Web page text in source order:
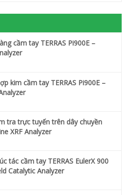
cầm tay TERRAS Pi900E –
kim cầm tay TERRAS Pi900E –
tra trực tuyến trên dây chuyền
XRF Analyzer
tác cầm tay TERRAS EulerX 900
Catalytic Analyzer